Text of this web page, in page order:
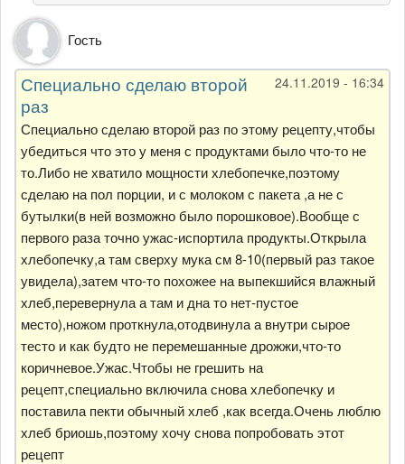
времени
Галина
Гость
24.11.2019 - 16:34
Специально сделаю второй
раз
Специально сделаю второй раз по этому рецепту,чтобы
убедиться что это у меня с продуктами было что-то не
то.Либо не хватило мощности хлебопечке,поэтому
сделаю на пол порции, и с молоком с пакета ,а не с
бутылки(в ней возможно было порошковое).Вообще с
первого раза точно ужас-испортила продукты.Открыла
хлебопечку,а там сверху мука см 8-10(первый раз такое
увидела),затем что-то похожее на выпекшийся влажный
хлеб,перевернула а там и дна то нет-пустое
место),ножом проткнула,отодвинула а внутри сырое
тесто и как будто не перемешанные дрожжи,что-то
коричневое.Ужас.Чтобы не грешить на
рецепт,специально включила снова хлебопечку и
поставила пекти обычный хлеб ,как всегда.Очень люблю
хлеб бриошь,поэтому хочу снова попробовать этот
рецепт